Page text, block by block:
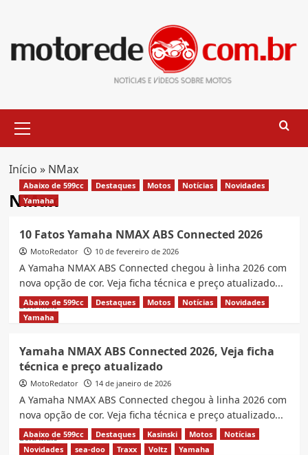
content
Menu
Início » NMax
NMax
Abaixo de 599cc Destaques Motos Notícias
Novidades
Yamaha
10 Fatos Yamaha NMAX ABS Connected 2026
MotoRedator 10 de fevereiro de 2026
A Yamaha NMAX ABS Connected chegou à linha 2026 com
nova opção de cor. Veja ficha técnica e preço atualizado...
Leia MaisRead
Fatos
Yamaha
NMAX
ABS
2026
Abaixo de 599cc Destaques Motos Notícias
Novidades
Yamaha
Yamaha NMAX ABS Connected 2026, Veja ficha
técnica e preço atualizado
MotoRedator 14 de janeiro de 2026
A Yamaha NMAX ABS Connected chegou à linha 2026 com
nova opção de cor. Veja ficha técnica e preço atualizado...
Leia MaisRead
more
Abaixo de 599cc Destaques Kasinski Motos
Notícias
Novidades
sea-doo Traxx Voltz Yamaha